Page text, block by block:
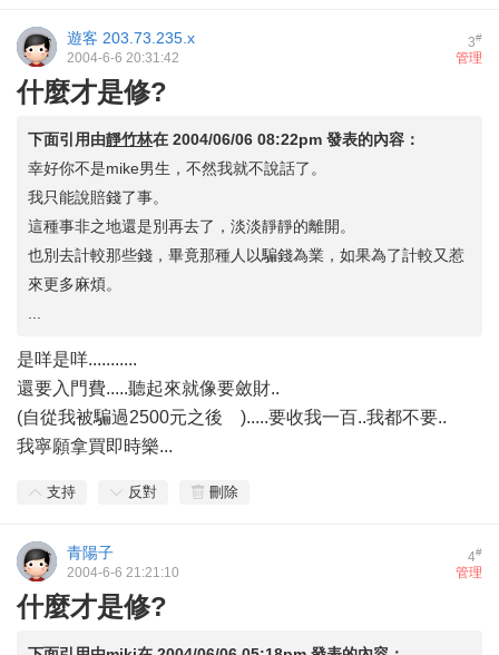
3#
遊客 203.73.235.x
管理
2004-6-6 20:31:42
什麼才是修?
下面引用由靜竹林在 2004/06/06 08:22pm 發表的內容：
幸好你不是mike男生，不然我就不說話了。
我只能說賠錢了事。
這種事非之地還是別再去了，淡淡靜靜的離開。
也別去計較那些錢，畢竟那種人以騙錢為業，如果為了計較又惹
來更多麻煩。
是咩是咩...........
還要入門費.....聽起來就像要斂財..
(自從我被騙過2500元之後
).....要收我一百..我都不要..
我寧願拿買即時樂...
支持 反對 刪除
4#
青陽子
管理
2004-6-6 21:21:10
什麼才是修?